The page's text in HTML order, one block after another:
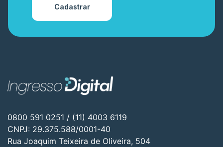
Cadastrar
0800 591 0251 / (11) 4003 6119
CNPJ: 29.375.588/0001-40
Rua Joaquim Teixeira de Oliveira, 504